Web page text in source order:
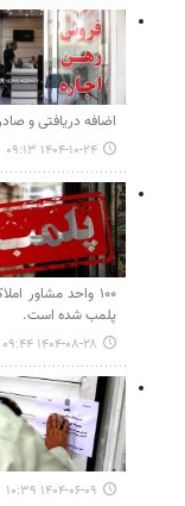
اضافه دریافتی و
۱۴۰۴-۱۰-۲۴ ۰۹:۱۳
۱۰۰ واحد
پلمب شده است.
۱۴۰۴-۰۸-۲۸ ۰۹:۴۴
۱۴۰۴-۰۶-۰۹ ۱۰:۳۹